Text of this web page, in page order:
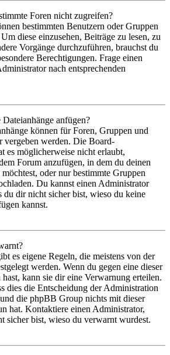
Foren nicht zugreifen?
bestimmten Benutzern oder Gruppen
diese einzusehen, Beiträge zu lesen, zu
Vorgänge durchzuführen, brauchst du
Berechtigungen. Frage einen
nach entsprechenden
anfügen?
können für Foren, Gruppen und
vergeben werden. Die Board-
es möglicherweise nicht erlaubt,
Forum anzufügen, in dem du deinen
oder nur bestimmte Gruppen
Du kannst einen Administrator
du dir nicht sicher bist, wieso du keine
kannst.
es eigene Regeln, die meistens von der
werden. Wenn du gegen eine dieser
kann sie dir eine Verwarnung erteilen.
dies die Entscheidung der Administration
die phpBB Group nichts mit dieser
hat. Kontaktiere einen Administrator,
sicher bist, wieso du verwarnt wurdest.